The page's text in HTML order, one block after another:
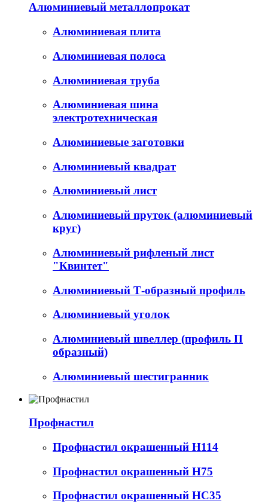
Алюминиевый металлопрокат
Алюминиевая плита
Алюминиевая полоса
Алюминиевая труба
Алюминиевая шина
электротехническая
Алюминиевые заготовки
Алюминиевый квадрат
Алюминиевый лист
Алюминиевый пруток (алюминиевый
круг)
Алюминиевый рифленый лист
"Квинтет"
Алюминиевый Т-образный профиль
Алюминиевый уголок
Алюминиевый швеллер (профиль П
образный)
Алюминиевый шестигранник
Профнастил
Профнастил окрашенный Н114
Профнастил окрашенный Н75
Профнастил окрашенный НС35